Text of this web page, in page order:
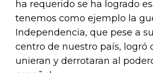
ha requerido se ha logrado
tenemos como ejemplo la
Independencia, que pese a
centro de nuestro país, logró
unieran y derrotaran al